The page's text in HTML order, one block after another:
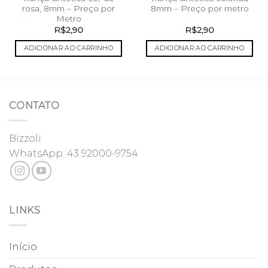
rosa, 8mm – Preço por
Metro
R$2,90
ADICIONAR AO CARRINHO
8mm – Preço por metro
R$2,90
ADICIONAR AO CARRINHO
CONTATO
Bizzoli
WhatsApp: 43 92000-9754
LINKS
Início